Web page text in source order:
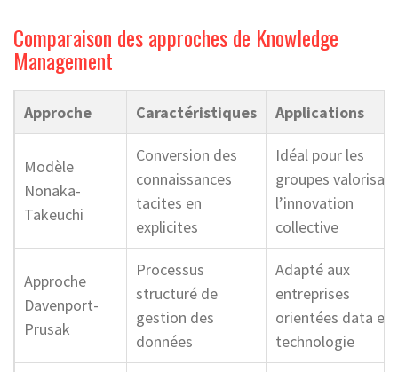
Comparaison des approches de Knowledge
Management
Approche Caractéristiques Applications
Modèle
Nonaka-
Takeuchi
Conversion des
connaissances
tacites en
explicites
Idéal pour les
groupes valorisant
l’innovation
collective
Approche
Davenport-
Prusak
Processus
structuré de
gestion des
données
Adapté aux
entreprises
orientées data et
technologie